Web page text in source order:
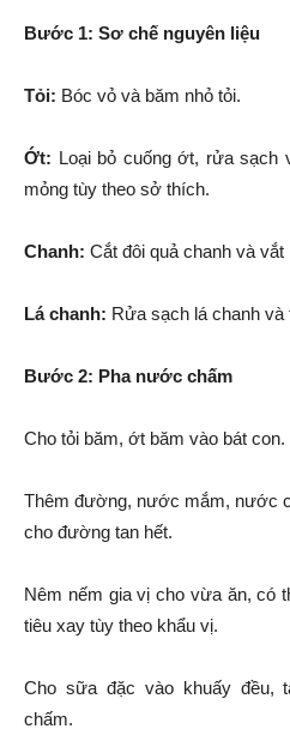
Bước 1: Sơ chế nguyên liệu
Tỏi: Bóc vỏ và băm nhỏ tỏi.
Ớt: Loại bỏ cuống ớt, rửa sạch
mỏng tùy theo sở thích.
Chanh: Cắt đôi quả chanh và
Lá chanh: Rửa sạch lá chanh và
Bước 2: Pha nước chấm
Cho tỏi băm, ớt băm vào bát con.
Thêm đường, nước mắm, nước
cho đường tan hết.
Nêm nếm gia vị cho vừa ăn, có
tiêu xay tùy theo khẩu vị.
Cho sữa đặc vào khuấy đều,
chấm.